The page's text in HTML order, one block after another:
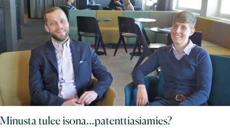
Minusta tulee isona…patenttiasiamies?